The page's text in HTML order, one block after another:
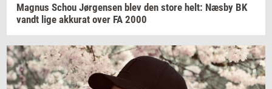
Magnus Schou Jør­gen­sen blev den store helt: Næsby BK
vandt lige ak­ku­rat over FA 2000